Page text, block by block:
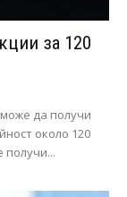
за 120
да получи
около 120